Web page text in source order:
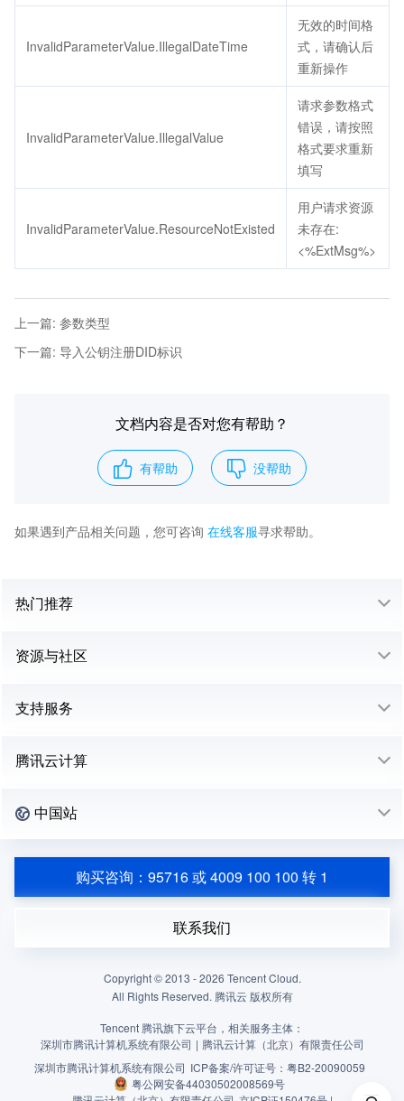
InvalidParameterValue.IllegalDateTime
无效的时间格
式，请确认后
重新操作
InvalidParameterValue.IllegalValue
请求参数格式
错误，请按照
格式要求重新
填写
InvalidParameterValue.ResourceNotExisted
用户请求资源
未存在:
<%ExtMsg%>
上一篇: 参数类型
下一篇: 导入公钥注册DID标识
文档内容是否对您有帮助？
有帮助 没帮助
如果遇到产品相关问题，您可咨询 在线客服寻求帮助。
热门推荐
资源与社区
支持服务
腾讯云计算
中国站
购买咨询：95716 或 4009 100 100 转 1
联系我们
Copyright © 2013 -2026 Tencent Cloud.
All Rights Reserved. 腾讯云 版权所有
Tencent 腾讯旗下云平台，相关服务主体：
深圳市腾讯计算机系统有限公司 | 腾讯云计算（北京）有限责任公司
深圳市腾讯计算机系统有限公司 ICP备案/许可证号： 粤B2-20090059
粤公网安备44030502008569号